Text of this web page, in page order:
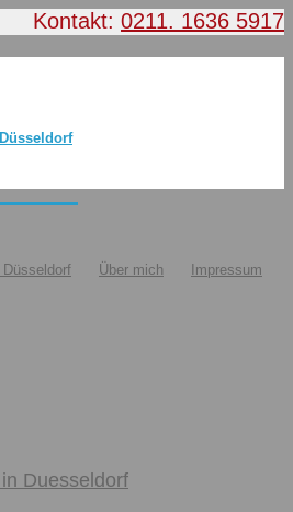
Kontakt: 0211. 1636 5917
Über mich Impressum